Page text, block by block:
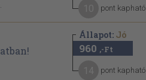
pont kapható
Állapot: Jó
960 ,-Ft
pont kapható